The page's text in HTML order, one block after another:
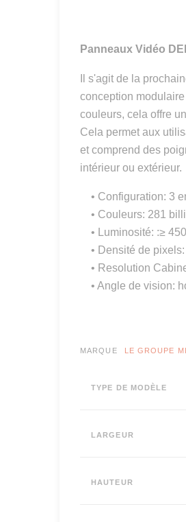
Panneaux Vidéo
Il s'agit de la
conception
couleurs, cela offre
Cela permet aux
et comprend des
intérieur ou extérieur.
• Configuration: 3
• Couleurs: 281
• Luminosité: :≥
• Densité de
• Resolution
• Angle de vision:
MARQUE LE GROUPE
TYPE DE MODÈLE
LARGEUR
HAUTEUR